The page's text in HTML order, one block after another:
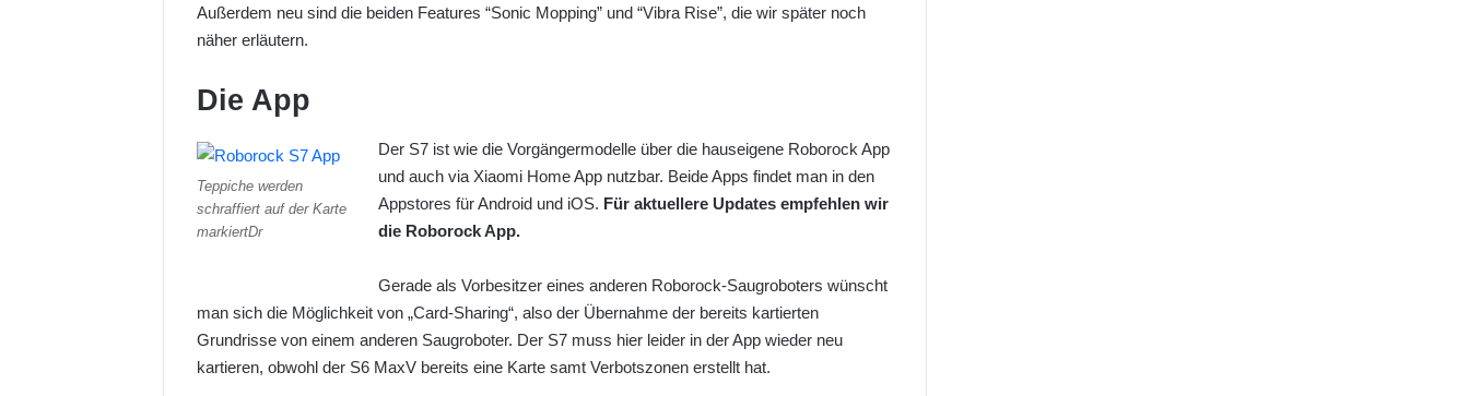
Außerdem neu sind die beiden Features “Sonic Mopping” und “Vibra Rise”, die wir später noch
näher erläutern.
Die App
Teppiche werden
schraffiert auf der Karte
markiertDr
Der S7 ist wie die Vorgängermodelle über die hauseigene Roborock App
und auch via Xiaomi Home App nutzbar. Beide Apps findet man in den
Appstores für Android und iOS. Für aktuellere Updates empfehlen wir
die Roborock App.
Gerade als Vorbesitzer eines anderen Roborock-Saugroboters wünscht
man sich die Möglichkeit von „Card-Sharing“, also der Übernahme der bereits kartierten
Grundrisse von einem anderen Saugroboter. Der S7 muss hier leider in der App wieder neu
kartieren, obwohl der S6 MaxV bereits eine Karte samt Verbotszonen erstellt hat.